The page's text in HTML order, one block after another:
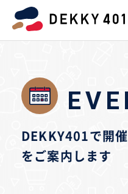
DEKKY401で開
をご案内します